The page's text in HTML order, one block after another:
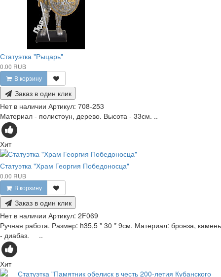
Статуэтка "Рыцарь"
0.00 RUB
В корзину
Заказ в один клик
Нет в наличии Артикул: 708-253
Материал - полистоун, дерево. Высота - 33см. ..
Хит
Статуэтка "Храм Георгия Победоносца"
0.00 RUB
В корзину
Заказ в один клик
Нет в наличии Артикул: 2F069
Ручная работа. Размер: h35,5 * 30 * 9см. Материал: бронза, камень
- диабаз. ..
Хит